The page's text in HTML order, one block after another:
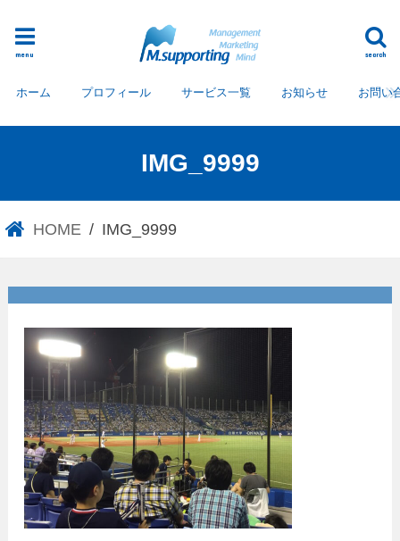
search
menu
ホーム プロフィール サービス一覧 お知らせ お問い
IMG_9999
HOME IMG_9999